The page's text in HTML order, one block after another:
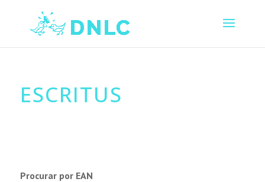
ESCRITUS
Procurar por EAN